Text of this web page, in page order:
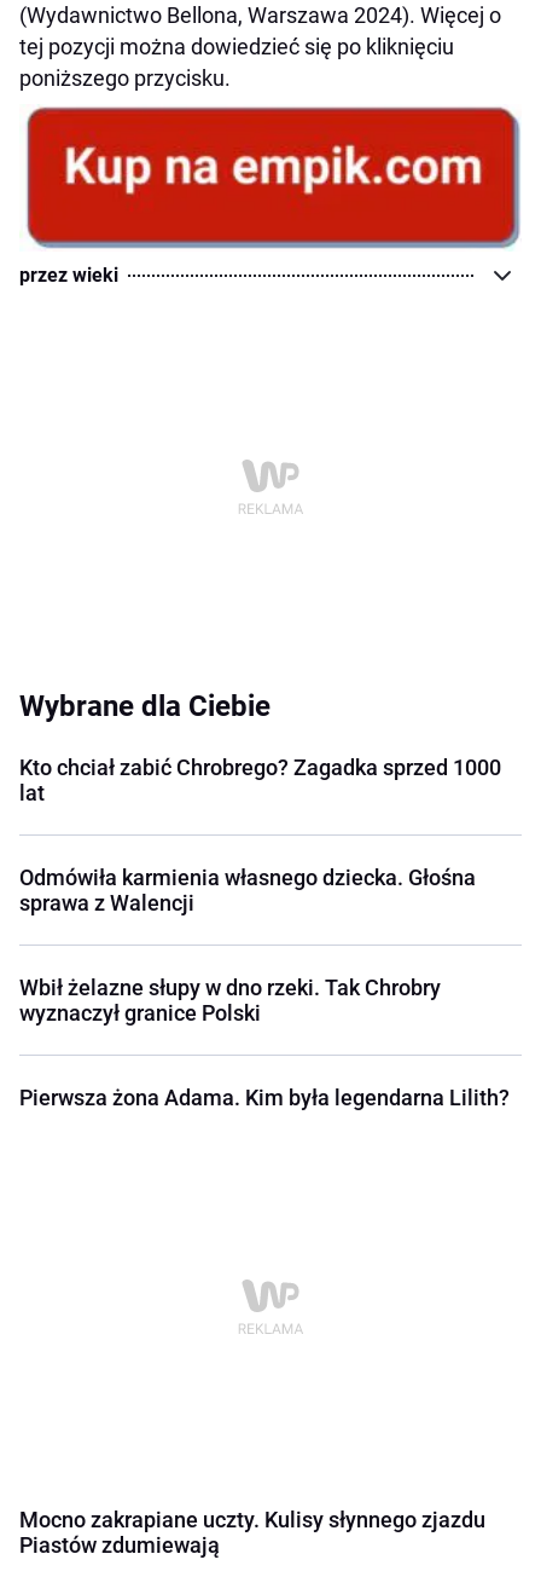
(Wydawnictwo Bellona, Warszawa 2024). Więcej o
tej pozycji można dowiedzieć się po kliknięciu
poniższego przycisku.
przez wieki
Wybrane dla Ciebie
Kto chciał zabić Chrobrego? Zagadka sprzed 1000
lat
Odmówiła karmienia własnego dziecka. Głośna
sprawa z Walencji
Wbił żelazne słupy w dno rzeki. Tak Chrobry
wyznaczył granice Polski
Pierwsza żona Adama. Kim była legendarna Lilith?
Mocno zakrapiane uczty. Kulisy słynnego zjazdu
Piastów zdumiewają